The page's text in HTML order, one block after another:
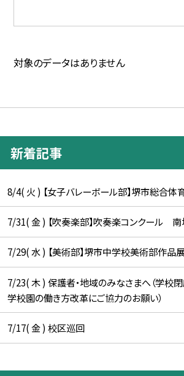
対象のデータはありません
新着記事
8/4( 火 ) 【女子バレーボール部】堺市総合体
7/31( 金 ) 【吹奏楽部】吹奏楽コンクール
7/29( 水 ) 【美術部】堺市中学校美術部作品展
7/23( 木 ) 保護者・地域のみなさまへ（学校
学校園の働き方改革にご協力のお願い）
7/17( 金 ) 校区巡回